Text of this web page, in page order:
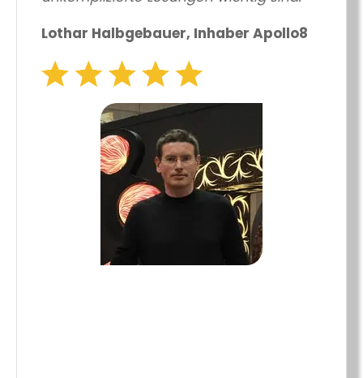
Lothar Halbgebauer, Inhaber Apollo8